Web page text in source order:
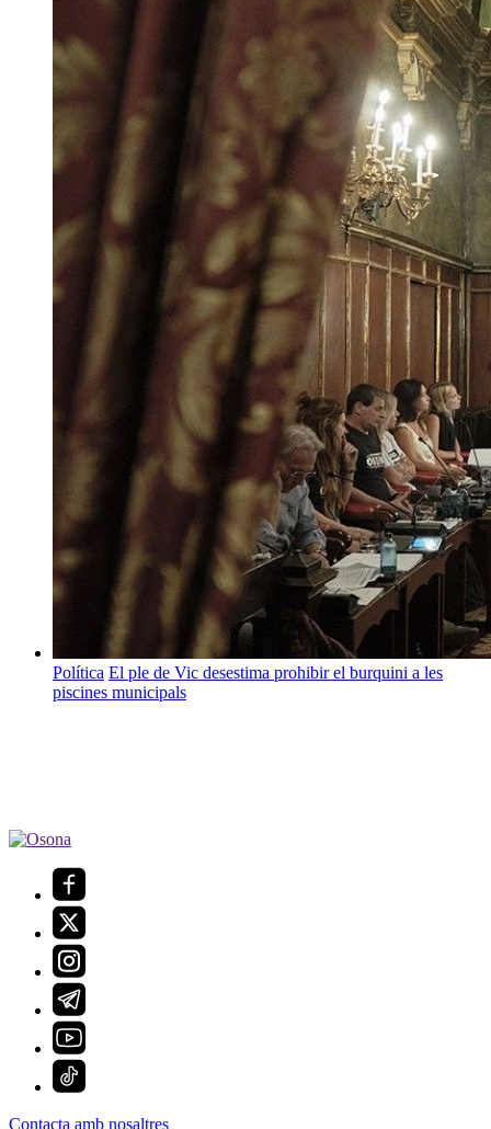
Política El ple de Vic desestima prohibir el burquini a les
piscines municipals
Contacta amb nosaltres